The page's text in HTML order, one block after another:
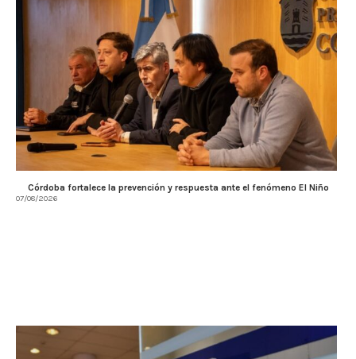
Córdoba fortalece la prevención y respuesta ante el fenómeno El Niño
07/08/2026